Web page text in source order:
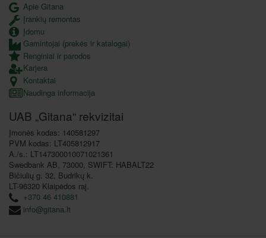
Apie Gitana
Įrankių remontas
Įdomu
Gamintojai (prekės ir katalogai)
Renginiai ir parodos
Karjera
Kontaktai
Naudinga informacija
UAB „Gitana“ rekvizitai
Įmonės kodas: 140581297
PVM kodas: LT405812917
A./s.: LT147300010071021361
Swedbank AB, 73000, SWIFT: HABALT22
Bičiulių g. 32, Budrikų k.
LT-96320 Klaipėdos raj.
+370 46 410881
info@gitana.lt